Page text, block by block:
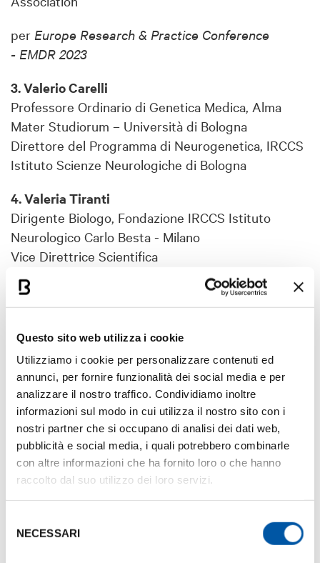
Questo sito web utilizza i cookie
Utilizziamo i cookie per personalizzare contenuti ed
annunci, per fornire funzionalità dei social media e per
analizzare il nostro traffico. Condividiamo inoltre
informazioni sul modo in cui utilizza il nostro sito con i
nostri partner che si occupano di analisi dei dati web,
pubblicità e social media, i quali potrebbero combinarle
con altre informazioni che ha fornito loro o che hanno
raccolto dal suo utilizzo dei loro servizi.
delNECESSARI
per Europe Research & Practice Conference
- EMDR 2023
3. Valerio Carelli
Professore Ordinario di Genetica Medica, Alma
Mater Studiorum – Università di Bologna
Direttore del Programma di Neurogenetica, IRCCS
Istituto Scienze Neurologiche di Bologna
4. Valeria Tiranti
Dirigente Biologo, Fondazione IRCCS Istituto
Neurologico Carlo Besta - Milano
Vice Direttrice Scientifica
per
International Meeting on Mitochondrial
Pathology - EUROMIT 2023
5. Maria Cristina Matteucci
Professoressa Associata in Psicologia dello
Sviluppo e dell’Educazione, Dipar-timento di
Scienze dell’Educazione, Alma Mater Studiorum –
Università di Bologna
per44th annual conference of the International
School Psychology Association - ISPA
6. Maurizio Canavari
Professore Ordinario di Economia ed Estimo
Rurale, Dipartimento di Scienze e Tec-nologie